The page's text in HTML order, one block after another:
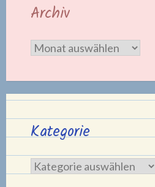
Archiv
Archiv
Kategorie
Kategorie